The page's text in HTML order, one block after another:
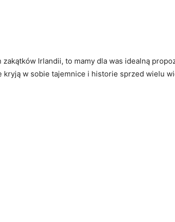
Irlandii, to mamy ⁣dla was idealną‌
w sobie ​tajemnice i‍ historie sprzed⁢ wielu